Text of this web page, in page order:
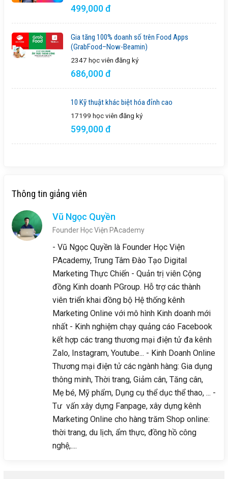
499,000 đ
Gia tăng 100% doanh số trên Food Apps
(GrabFood–Now-Beamin)
2347 học viên đăng ký
686,000 đ
10 Kỹ thuật khác biệt hóa đỉnh cao
17199 học viên đăng ký
599,000 đ
Thông tin giảng viên
Vũ Ngọc Quyền
Founder Học Viện PAcademy
- Vũ Ngọc Quyền là Founder Học Viện
PAcademy, Trung Tâm Đào Tạo Digital
Marketing Thực Chiến - Quản trị viên Cộng
đồng Kinh doanh PGroup. Hỗ trợ các thành
viên triển khai đồng bộ Hệ thống kênh
Marketing Online với mô hình Kinh doanh mới
nhất - Kinh nghiệm chạy quảng cáo Facebook
kết hợp các trang thương mại điện tử đa kênh
Zalo, Instagram, Youtube... - Kinh Doanh Online
Thương mại điện tử các ngành hàng: Gia dụng
thông minh, Thời trang, Giảm cân, Tăng cân,
Mẹ bé, Mỹ phẩm, Dụng cụ thể dục thể thao, ... -
Tư vấn xây dựng Fanpage, xây dựng kênh
Marketing Online cho hàng trăm Shop online:
thời trang, du lịch, ẩm thực, đồng hồ công
nghệ,....